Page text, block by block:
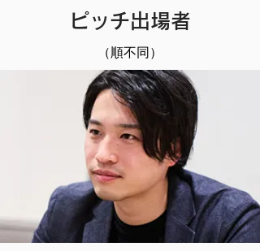
ピッチ出場者
（順不同）